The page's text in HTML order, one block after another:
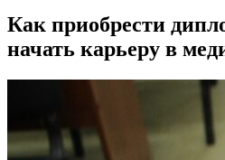
Как приобрести
начать карьеру в